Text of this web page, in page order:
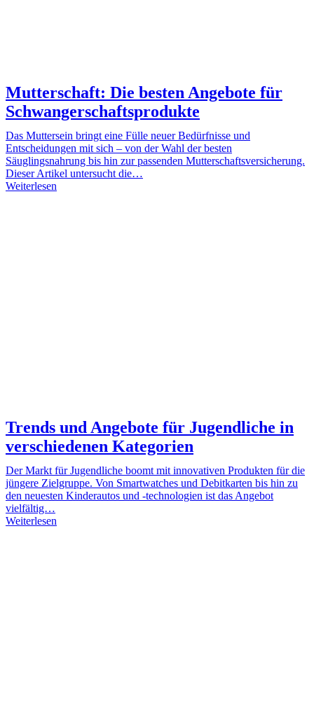
Mutterschaft: Die besten Angebote für
Schwangerschaftsprodukte
Das Muttersein bringt eine Fülle neuer Bedürfnisse und
Entscheidungen mit sich – von der Wahl der besten
Säuglingsnahrung bis hin zur passenden Mutterschaftsversicherung.
Dieser Artikel untersucht die…
Weiterlesen
Trends und Angebote für Jugendliche in
verschiedenen Kategorien
Der Markt für Jugendliche boomt mit innovativen Produkten für die
jüngere Zielgruppe. Von Smartwatches und Debitkarten bis hin zu
den neuesten Kinderautos und -technologien ist das Angebot
vielfältig…
Weiterlesen